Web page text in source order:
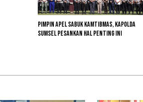
Pimpin Apel Sabuk Kamtibmas, Kapolda
Sumsel Pesankan Hal Penting Ini